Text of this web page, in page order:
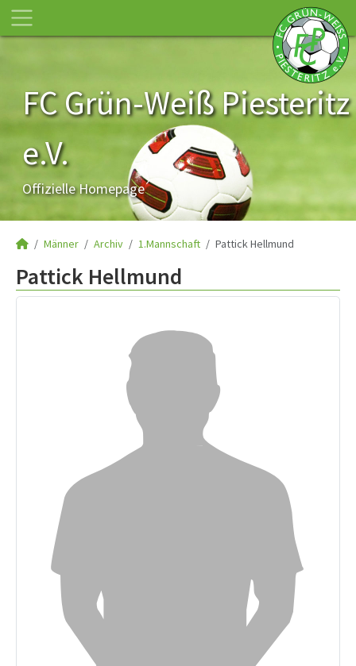
FC Grün-Weiß Piesteritz
e.V.
Offizielle Homepage
Männer Archiv 1.Mannschaft Pattick Hellmund
Pattick Hellmund